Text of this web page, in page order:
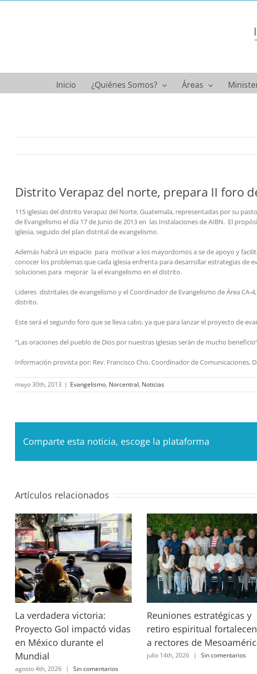
Inicio ¿Quiénes Somos? Áreas
Distrito Verapaz del norte, prepara II foro
115 iglesias del distrito Verapaz del Norte, Guatemala, representadas por su
de Evangelismo el día 17 de Junio de 2013 en las Instalaciones de AIBN. El
iglesia, seguido del plan distrital de evangelismo.
Además habrá un espacio para motivar a los mayordomos a se de apoyo y
conocer los problemas que cada iglesia enfrenta para desarrollar estrategias de
soluciones para mejorar la el evangelismo en el distrito.
Lideres distritales de evangelismo y el Coordinador de Evangelismo de Área
distrito.
Este será el segundo foro que se lleva cabo, ya que para lanzar el proyecto de
“Las oraciones del pueblo de Dios por nuestras iglesias serán de mucho
Información provista por: Rev. Francisco Cho, Coordinador de Comunicaciones,
mayo 30th, 2013 | Evangelismo, Norcentral, Noticias
Comparte esta noticia, escoge la plataforma
Artículos relacionados
La verdadera victoria:
Proyecto Gol impactó vidas
en México durante el
Mundial
agosto 4th, 2026 | Sin comentarios
Reuniones estratégicas y
retiro espiritual fortalecen
a rectores de
julio 14th, 2026 | Sin comentarios